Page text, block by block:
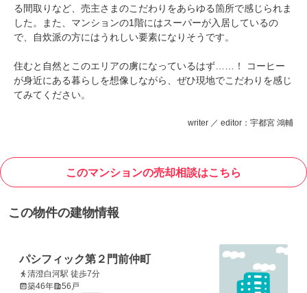
る間取りなど、売主さまのこだわりをあらゆる箇所で感じられま
した。また、マンションの1階にはスーパーが入居しているの
で、自炊派の方にはうれしい要素になりそうです。
住むと自然とこのエリアの虜になっているはず……！ コーヒー
が身近にある暮らしを想像しながら、ぜひ現地でこだわりを感じ
てみてください。
writer ／ editor：宇都宮 鴻輔
このマンションの売却相談はこちら
この物件の建物情報
パシフィック第２門前仲町
清澄白河駅 徒歩7分
築46年
56戸